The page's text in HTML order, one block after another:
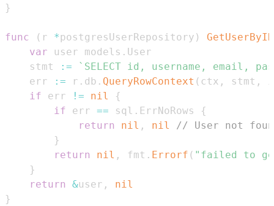
}
func ( r *postgresUserRepository )
GetUserByID
var user models .
	stmt
:=
`SELECT id, username, email,
	err
:= r . db . QueryRowContext ( ctx , stmt ,
if err != nil
{
if err == sql . ErrNoRows
{
return
nil , nil
// User not
}
return
nil , fmt . Errorf ( "failed to
}
return
&user ,
nil
}